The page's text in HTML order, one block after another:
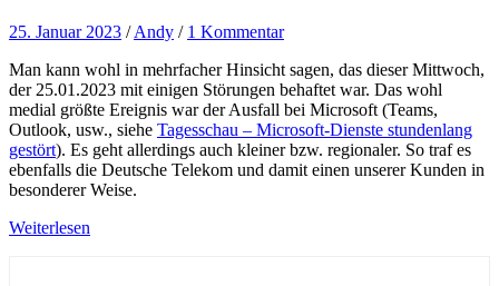
25. Januar 2023 /Andy / 1 Kommentar
Man kann wohl in mehrfacher Hinsicht sagen, das dieser Mittwoch,
der 25.01.2023 mit einigen Störungen behaftet war. Das wohl
medial größte Ereignis war der Ausfall bei Microsoft (Teams,
Outlook, usw., siehe Tagesschau – Microsoft-Dienste stundenlang
gestört). Es geht allerdings auch kleiner bzw. regionaler. So traf es
ebenfalls die Deutsche Telekom und damit einen unserer Kunden in
besonderer Weise.
Weiterlesen